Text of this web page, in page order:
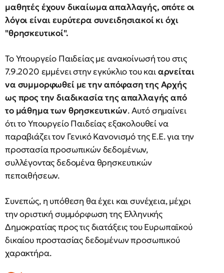
μαθητές έχουν δικαίωμα απαλλαγής, οπότε οι
λόγοι είναι ευρύτερα συνειδησιακοί κι όχι
"θρησκευτικοί".
Το Υπουργείο Παιδείας με ανακοίνωσή του στις
7.9.2020 εμμένει στην εγκύκλιο του καιαρνείται
να συμμορφωθεί με την απόφαση της Αρχής
ως προς την διαδικασία της απαλλαγής από
το μάθημα των θρησκευτικών. Αυτό σημαίνει
ότι το Υπουργείο Παιδείας εξακολουθεί να
παραβιάζει τον Γενικό Κανονισμό της Ε.Ε. για την
προστασία προσωπικών δεδομένων,
συλλέγοντας δεδομένα θρησκευτικών
πεποιθήσεων.
Συνεπώς, η υπόθεση θα έχει και συνέχεια, μέχρι
την οριστική συμμόρφωση της Ελληνικής
Δημοκρατίας προς τις διατάξεις του Ευρωπαϊκού
δικαίου προστασίας δεδομένων προσωπικού
χαρακτήρα.